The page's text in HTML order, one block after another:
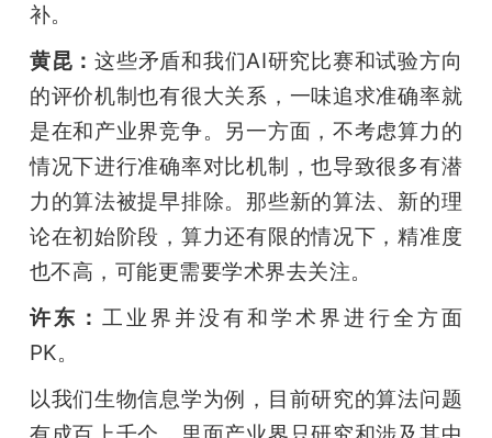
补。
黄昆：这些矛盾和我们AI研究比赛和试验方向
的评价机制也有很大关系，一味追求准确率就
是在和产业界竞争。另一方面，不考虑算力的
情况下进行准确率对比机制，也导致很多有潜
力的算法被提早排除。那些新的算法、新的理
论在初始阶段，算力还有限的情况下，精准度
也不高，可能更需要学术界去关注。
许东：工业界并没有和学术界进行全方面
PK。
以我们生物信息学为例，目前研究的算法问题